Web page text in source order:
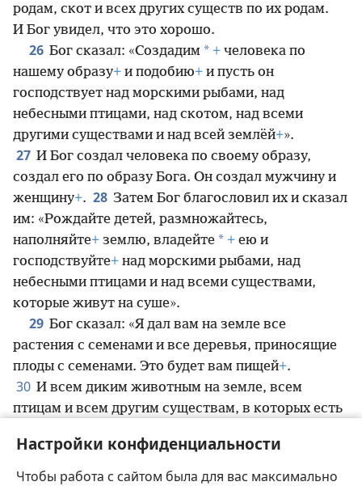
Настройки конфиденциальности
Чтобы работа с сайтом была для вас максимально
родам, скот и всех других существ по их родам.
И Бог увидел, что это хорошо.
26 Бог сказал: «Создадим * + человека по
нашему образу+ и подобию+ и пусть он
господствует над морскими рыбами, над
небесными птицами, над скотом, над всеми
другими существами и над всей землёй+».
27 И Бог создал человека по своему образу,
создал его по образу Бога. Он создал мужчину и
женщину+. 28 Затем Бог благословил их и сказал
им: «Рождайте детей, размножайтесь,
наполняйте+ землю, владейте * + ею и
господствуйте+ над морскими рыбами, над
небесными птицами и над всеми существами,
которые живут на суше».
29 Бог сказал: «Я дал вам на земле все
растения с семенами и все деревья, приносящие
плоды с семенами. Это будет вам пищей+.
30 И всем диким животным на земле, всем
птицам и всем другим существам, в которых есть
И стало так.
31 Тогда Бог посмотрел на всё, что он создал, и